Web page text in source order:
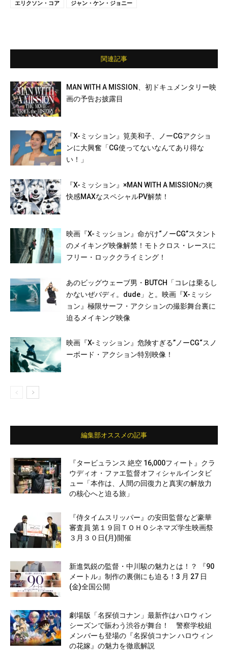
エリクソン・コア ジャン・ケン・ジョニー
関連記事
MAN WITH A MISSION、初ドキュメンタリー映
画の予告お披露目
『X-ミッション』筧美和子、ノーCGアクショ
ンに大興奮「CG使ってないなんてあり得な
い！」
『X-ミッション』×MAN WITH A MISSIONの爽
快感MAXなスペシャルPV解禁！
映画『X-ミッション』命がけ“ノーCG”スタント
のメイキング映像解禁！モトクロス・レースに
フリー・ロッククライミング！
あのビッグウェーブ男・BUTCH「コレは乗るし
かないぜバディ。dude」と。映画『X-ミッシ
ョン』極限サーフ・アクションの撮影舞台裏に
迫るメイキング映像
映画『X-ミッション』危険すぎる”ノーCG“スノ
ーボード・アクション特別映像！
編集部オススメの記事
『タービュランス 絶空 16,000フィート』クラ
ウディオ・ファエ監督オフィシャルインタビ
ュー「本作は、人間の回復力と真実の解放力
の核心へと迫る旅」
『侍タイムスリッパー』の安田監督など豪華
審査員 第１９回ＴＯＨＯシネマズ学生映画祭
３月３０日(月)開催
新進気鋭の監督・中川駿の魅力とは！？ 『90
メートル』制作の裏側にも迫る！3 月 27 日
(金)全国公開
劇場版「名探偵コナン」最新作はハロウィン
シーズンで賑わう渋谷が舞台！ 警察学校組
メンバーも登場の『名探偵コナン ハロウィン
の花嫁』の魅力を徹底解説